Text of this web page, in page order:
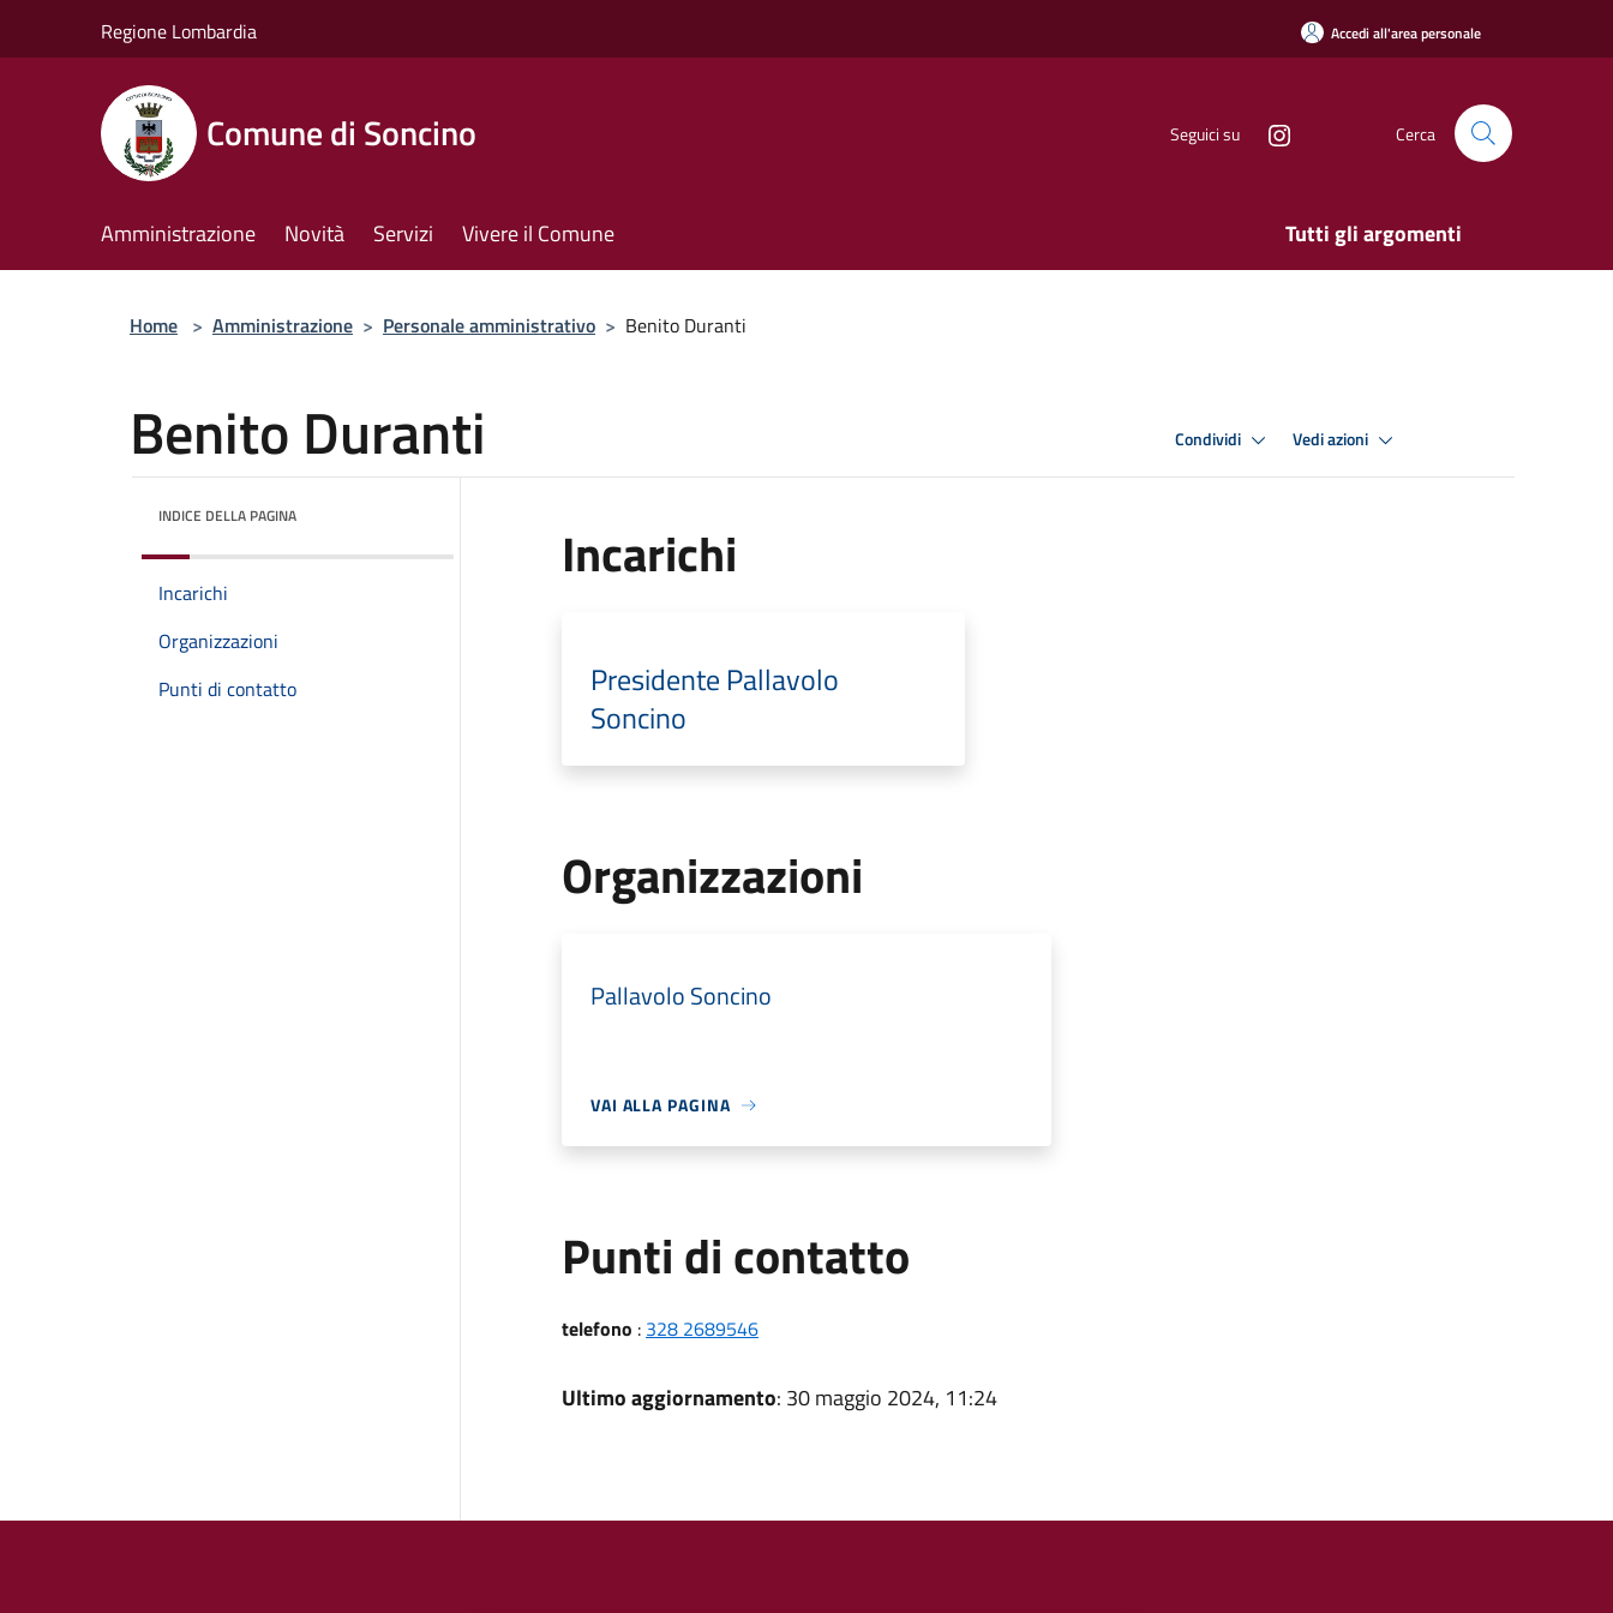
Regione Lombardia Accedi all'area personale
Comune di Soncino Seguici su Cerca
Amministrazione Novità Servizi Vivere il Comune Tutti gli argomenti
Home > Amministrazione > Personale amministrativo > Benito Duranti
Benito Duranti Condividi Vedi azioni
INDICE DELLA PAGINA
Incarichi
Organizzazioni
Punti di contatto
Incarichi
Presidente Pallavolo
Soncino
Organizzazioni
Pallavolo Soncino
VAI ALLA PAGINA
Punti di contatto
telefono : 328 2689546
Ultimo aggiornamento: 30 maggio 2024, 11:24